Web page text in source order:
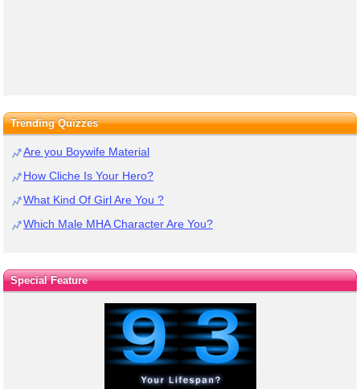
Trending Quizzes
Are you Boywife Material
How Cliche Is Your Hero?
What Kind Of Girl Are You ?
Which Male MHA Character Are You?
Special Feature